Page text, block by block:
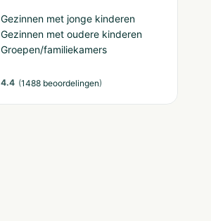
Gezinnen met jonge kinderen
Gezinnen met oudere kinderen
Groepen/familiekamers
4.4 (1488 beoordelingen)